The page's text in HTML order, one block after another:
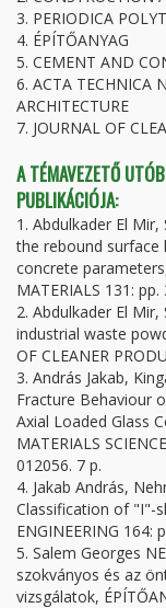
3. PERIODICA
4. ÉPÍTŐANYAG
5. CEMENT AND
6. ACTA TECHNICA
ARCHITECTURE
7. JOURNAL OF
A TÉMAVEZETŐ
PUBLIKÁCIÓJA:
1. Abdulkader El
the rebound
concrete
MATERIALS 131: pp.
2. Abdulkader El
industrial waste
OF CLEANER
3. András Jakab,
Fracture Behaviour
Axial Loaded Glass
MATERIALS
012056. 7 p.
4. Jakab András,
Classification of "I"-
ENGINEERING 164:
5. Salem Georges
szokványos és az
vizsgálatok,